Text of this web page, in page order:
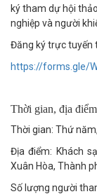
ký tham dự hội
nghiệp và người
Đăng ký trực tuyến
https://forms.gle/
Thời gian, địa
Thời gian: Thứ
Địa điểm: Khách
Xuân Hòa, Thành
Số lượng người